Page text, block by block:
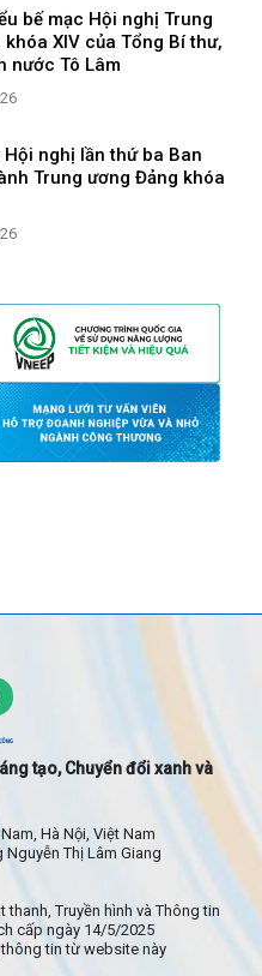
bế mạc Hội nghị Trung
khóa XIV của Tổng Bí thư,
nước Tô Lâm
Hội nghị lần thứ ba Ban
Trung ương Đảng khóa
tạo, Chuyển đổi xanh và
Hà Nội, Việt Nam
Thị Lâm Giang
thanh, Truyền hình và Thông tin
cấp ngày 14/5/2025
tin từ website này